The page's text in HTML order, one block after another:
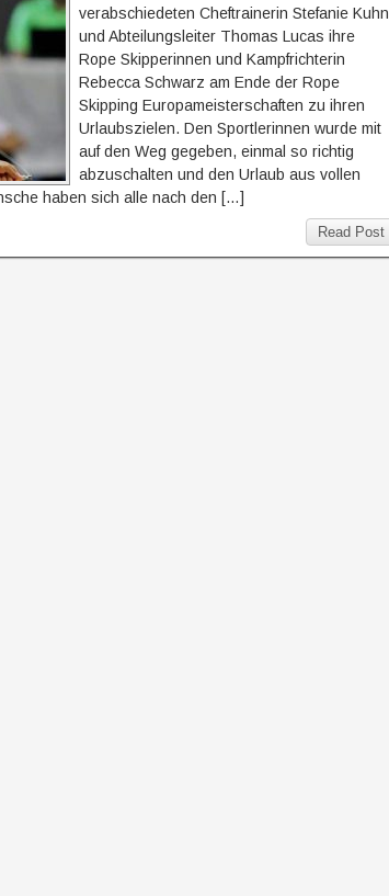
verabschiedeten Cheftrainerin Stefanie Kuhn
und Abteilungsleiter Thomas Lucas ihre
Rope Skipperinnen und Kampfrichterin
Rebecca Schwarz am Ende der Rope
Skipping Europameisterschaften zu ihren
Urlaubszielen. Den Sportlerinnen wurde mit
auf den Weg gegeben, einmal so richtig
abzuschalten und den Urlaub aus vollen
haben sich alle nach den […]
Read Post